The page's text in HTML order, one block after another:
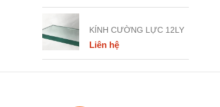
KÍNH CƯỜNG LỰC 12LY
Liên hệ